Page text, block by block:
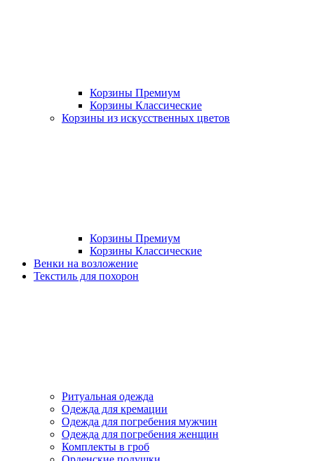
Корзины Премиум
Корзины Классические
Корзины из искусственных цветов
Корзины Премиум
Корзины Классические
Венки на возложение
Текстиль для похорон
Ритуальная одежда
Одежда для кремации
Одежда для погребения мужчин
Одежда для погребения женщин
Комплекты в гроб